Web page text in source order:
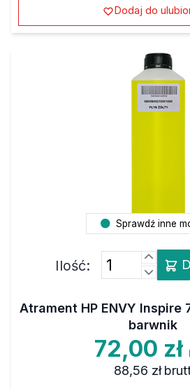
Dodaj do
Sprawdź inne
Ilość:
Atrament HP ENVY Inspire
barwnik
72,00 zł
88,56 zł